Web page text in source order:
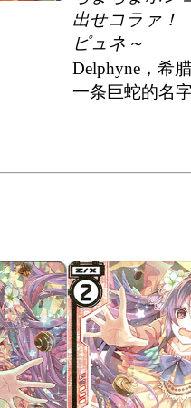
出せコラァ
ピュネ～
Delphyne，希
一条巨蛇的名